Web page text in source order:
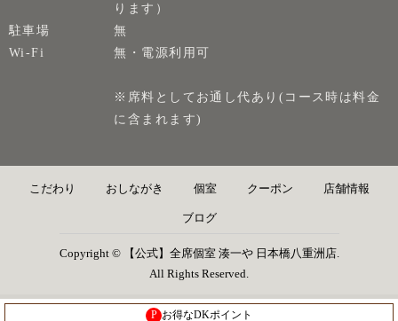
ります）
駐車場
無
Wi-Fi
無・電源利用可
※席料としてお通し代あり(コース時は料金
に含まれます)
こだわり おしながき 個室 クーポン 店舗情報
ブログ
Copyright © 【公式】全席個室 湊一や 日本橋八重洲店.
All Rights Reserved.
P お得なDKポイント